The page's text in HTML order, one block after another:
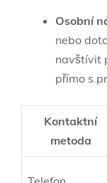
Osobní
nebo
navštívit
přímo s
Kontaktní
metoda